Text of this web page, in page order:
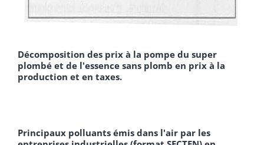
Décomposition des prix à la pompe du super
plombé et de l'essence sans plomb en prix à la
production et en taxes.
Principaux polluants émis dans l'air par les